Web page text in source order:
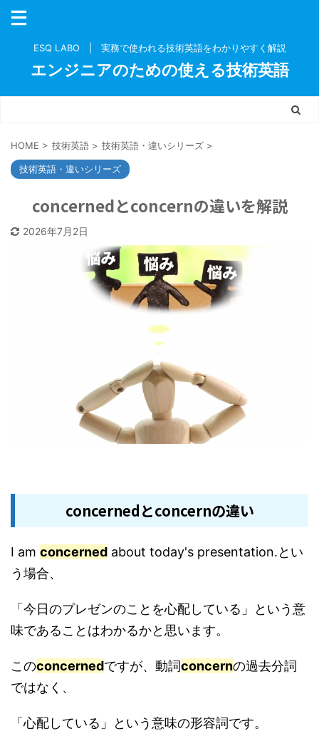
ESQ LABO | 実務で使われる技術英語をわかりやすく解説
エンジニアのための使える技術英語
HOME > 技術英語 > 技術英語・違いシリーズ >
技術英語・違いシリーズ
concernedとconcernの違いを解説
2026年7月2日
concernedとconcernの違い
I am concerned about today's presentation.とい
う場合、
「今日のプレゼンのことを心配している」という意
味であることはわかるかと思います。
このconcernedですが、動詞concernの過去分詞
ではなく、
「心配している」という意味の形容詞です。